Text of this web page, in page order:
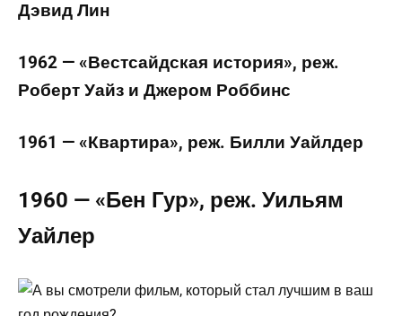
Дэвид Лин
1962 — «Вестсайдская история», реж.
Роберт Уайз и Джером Роббинс
1961 — «Квартира», реж. Билли Уайлдер
1960 — «Бен Гур», реж. Уильям
Уайлер